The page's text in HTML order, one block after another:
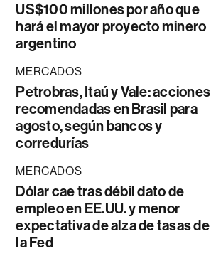
US$100 millones por año que
hará el mayor proyecto minero
argentino
MERCADOS
Petrobras, Itaú y Vale: acciones
recomendadas en Brasil para
agosto, según bancos y
corredurías
MERCADOS
Dólar cae tras débil dato de
empleo en EE.UU. y menor
expectativa de alza de tasas de
la Fed